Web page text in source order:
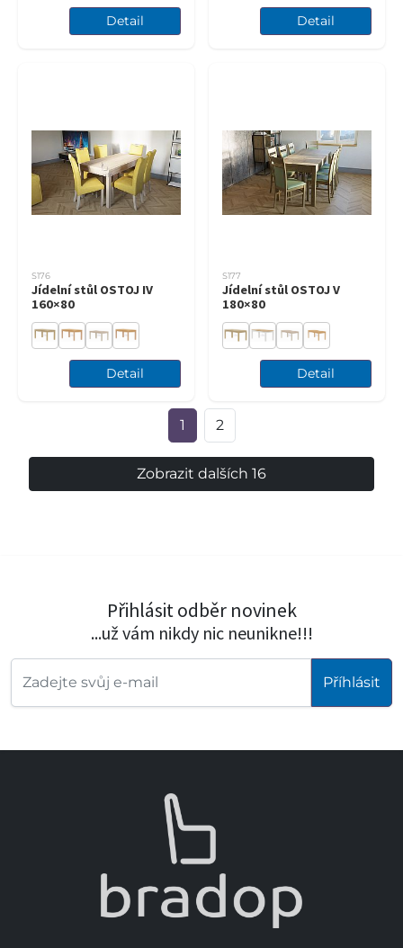
Detail Detail
S176
Jídelní stůl OSTOJ IV
160×80
Detail
S177
Jídelní stůl OSTOJ V
180×80
Detail
1 2
Zobrazit dalších 16
Přihlásit odběr novinek
...už vám nikdy nic neunikne!!!
Příhlásit